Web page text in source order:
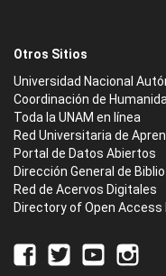
Otros Sitios
Universidad Nacional
Coordinación de
Toda la UNAM en línea
Red Universitaria de
Portal de Datos Abiertos
Dirección General de
Red de Acervos Digitales
Directory of Open